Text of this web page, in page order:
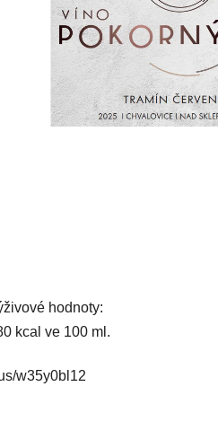
hodnoty:
kcal ve 100 ml.
w35y0bl12